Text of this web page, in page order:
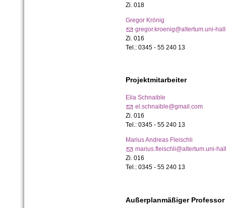
Zi. 018
Gregor Krönig
gregor.kroenig@altertum.uni-
Zi. 016
Tel.: 0345 - 55 240 13
Projektmitarbeiter
Elia Schnaible
el.schnaible@gmail.com
Zi. 016
Tel.: 0345 - 55 240 13
Marius Andreas Fleischli
marius.fleischli@altertum.uni-
Zi. 016
Tel.: 0345 - 55 240 13
Außerplanmäßiger Professor